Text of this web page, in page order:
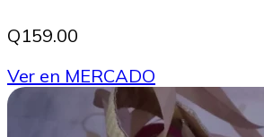
Q159.00
Ver en MERCADO